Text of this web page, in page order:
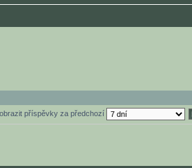
příspěvky za předchozí